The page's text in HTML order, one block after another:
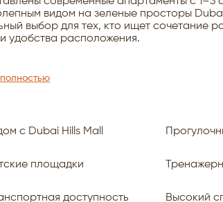
видом на зеленые просторы
выбор для тех, кто ищет сочетание
удобства расположения.
с Dubai Hills Mall
площадки
доступность Высокий